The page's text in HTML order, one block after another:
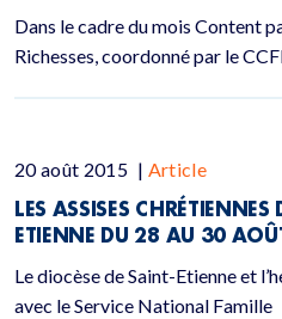
Dans le cadre du mois Content
Richesses, coordonné par le
20 août 2015 | Article
LES ASSISES
ETIENNE DU 28 AU 30
Le diocèse de Saint-Etienne et
avec le Service National Famille